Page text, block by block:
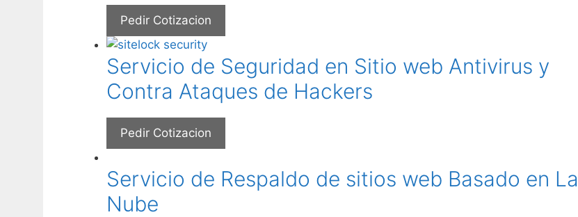
Pedir Cotizacion
Servicio de Seguridad en Sitio web Antivirus y
Contra Ataques de Hackers
Pedir Cotizacion
Servicio de Respaldo de sitios web Basado en La
Nube